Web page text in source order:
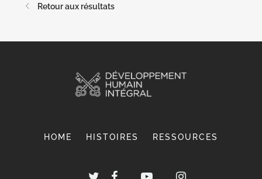
Retour aux résultats
HOME HISTOIRES RESSOURCES